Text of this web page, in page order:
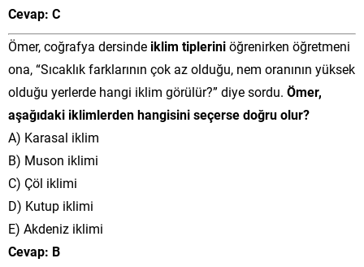
Cevap: C
Ömer, coğrafya dersinde iklim tipleriniöğrenirken öğretmeni
ona, “Sıcaklık farklarının çok az olduğu, nem oranının yüksek
olduğu yerlerde hangi iklim görülür?” diye sordu. Ömer,
aşağıdaki iklimlerden hangisini seçerse doğru olur?
A) Karasal iklim
B) Muson iklimi
C) Çöl iklimi
D) Kutup iklimi
E) Akdeniz iklimi
Cevap: B